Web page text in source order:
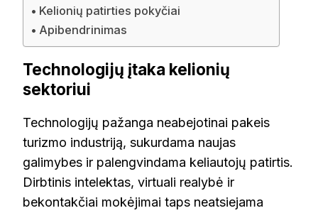
Kelionių patirties pokyčiai
Apibendrinimas
Technologijų įtaka kelionių
sektoriui
Technologijų pažanga neabejotinai pakeis
turizmo industriją, sukurdama naujas
galimybes ir palengvindama keliautojų patirtis.
Dirbtinis intelektas, virtuali realybė ir
bekontakčiai mokėjimai taps neatsiejama